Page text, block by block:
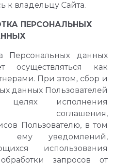
к владельцу Сайта.
ПЕРСОНАЛЬНЫХ
Персональных данных
осуществляться как
При этом, сбор и
данных Пользователей
целях исполнения
соглашения,
Пользователю, в том
ему уведомлений,
использования
запросов от